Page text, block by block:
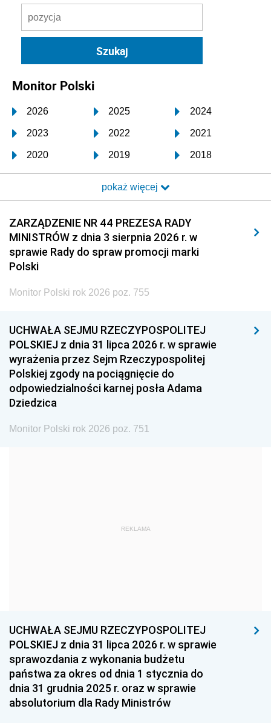
Monitor Polski
2026 2025 2024
2023 2022 2021
2020 2019 2018
2017 2016 2015
2014 2013 2012
2011 2010 2009
2008 2007 2006
2005
1996 1995 1994
1993 1992 1991
1990 1989
1987 1986 1985
1968
1954 1953 1952
1951 1950
1948 1947 1946
1939 1938
pokaż więcej
ZARZĄDZENIE NR 44 PREZESA RADY
MINISTRÓW z dnia 3 sierpnia 2026 r. w
sprawie Rady do spraw promocji marki
Polski
Monitor Polski rok 2026 poz. 755
UCHWAŁA SEJMU RZECZYPOSPOLITEJ
POLSKIEJ z dnia 31 lipca 2026 r. w sprawie
wyrażenia przez Sejm Rzeczypospolitej
Polskiej zgody na pociągnięcie do
odpowiedzialności karnej posła Adama
Dziedzica
Monitor Polski rok 2026 poz. 751
REKLAMA
UCHWAŁA SEJMU RZECZYPOSPOLITEJ
POLSKIEJ z dnia 31 lipca 2026 r. w sprawie
sprawozdania z wykonania budżetu
państwa za okres od dnia 1 stycznia do
dnia 31 grudnia 2025 r. oraz w sprawie
absolutorium dla Rady Ministrów